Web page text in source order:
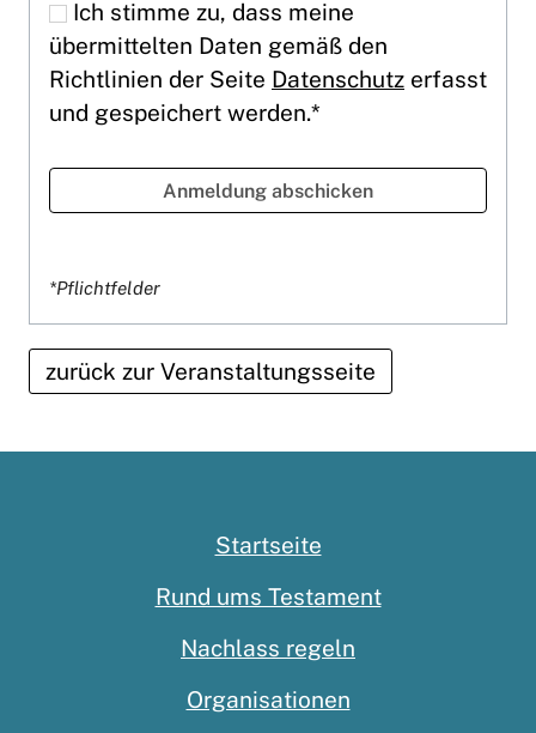
Ich stimme zu, dass meine
übermittelten Daten gemäß den
Richtlinien der Seite Datenschutz erfasst
und gespeichert werden.*
*Pflichtfelder
zurück zur Veranstaltungsseite
Startseite
Rund ums Testament
Nachlass regeln
Organisationen